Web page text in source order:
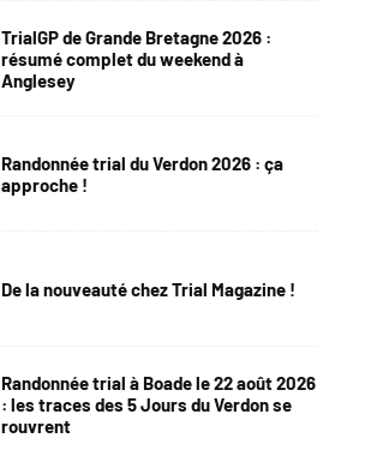
TrialGP de Grande Bretagne 2026 :
résumé complet du weekend à
Anglesey
Randonnée trial du Verdon 2026 : ça
approche !
De la nouveauté chez Trial Magazine !
Randonnée trial à Boade le 22 août 2026
: les traces des 5 Jours du Verdon se
rouvrent